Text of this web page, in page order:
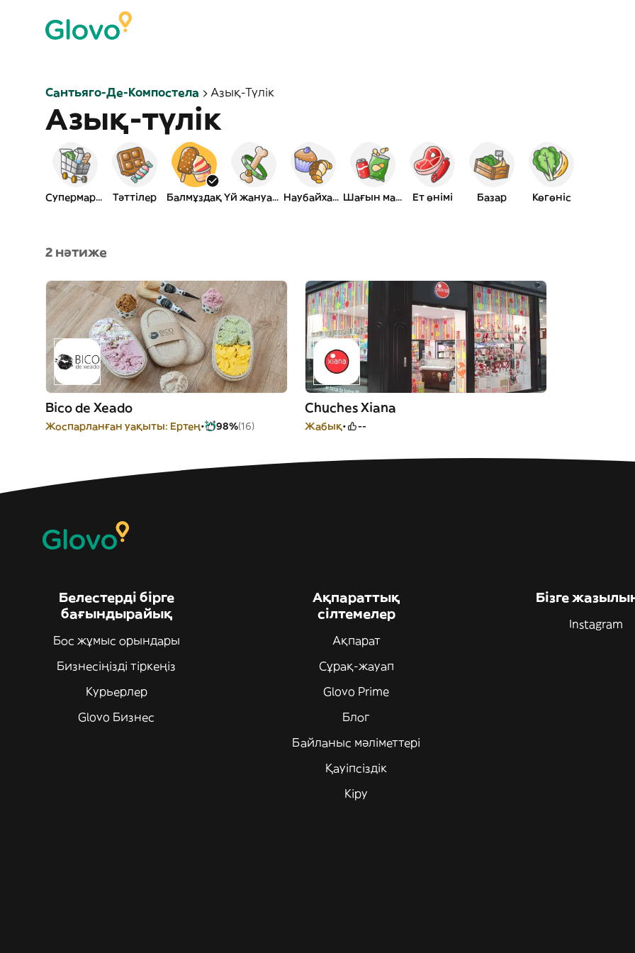
Сантьяго-Де-Компостела Азық-Түлік
Азық-түлік
Супермаркет Тәттілер Балмұздақ Үй жануары Наубайхана Шағын маркет Ет өнімі Базар Көгөніс
2 нәтиже
Bico de Xeado
Жоспарланған уақыты: Ертең 98%(16)
Chuches Xiana
Жабық --
Белестерді бірге
бағындырайық
Бос жұмыс орындары
Бизнесіңізді тіркеңіз
Курьерлер
Glovo Бизнес
Ақпараттық
сілтемелер
Ақпарат
Сұрақ-жауап
Glovo Prime
Блог
Байланыс мәліметтері
Қауіпсіздік
Кіру
Бізге
Instagram